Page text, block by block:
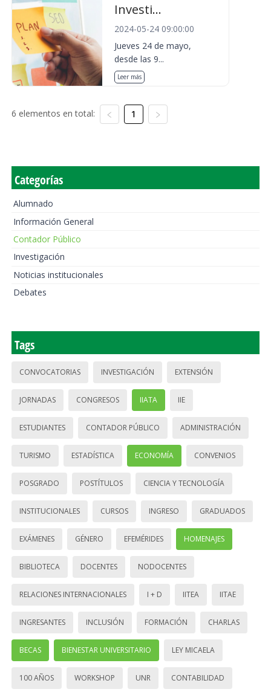
Investi...
2024-05-24 09:00:00
Jueves 24 de mayo,
desde las 9...
Leer más
6 elementos en total: 1
Categorías
Alumnado
Información General
Contador Público
Investigación
Noticias institucionales
Debates
Tags
CONVOCATORIAS INVESTIGACIÓN EXTENSIÓN
JORNADAS CONGRESOS IIATA IIE
ESTUDIANTES CONTADOR PÚBLICO ADMINISTRACIÓN
TURISMO ESTADÍSTICA ECONOMÍA CONVENIOS
POSGRADO POSTÍTULOS CIENCIA Y TECNOLOGÍA
INSTITUCIONALES CURSOS INGRESO GRADUADOS
EXÁMENES GÉNERO EFEMÉRIDES HOMENAJES
BIBLIOTECA DOCENTES NODOCENTES
RELACIONES INTERNACIONALES I + D IITEA IITAE
INGRESANTES INCLUSIÓN FORMACIÓN CHARLAS
BECAS BIENESTAR UNIVERSITARIO LEY MICAELA
100 AÑOS WORKSHOP UNR CONTABILIDAD